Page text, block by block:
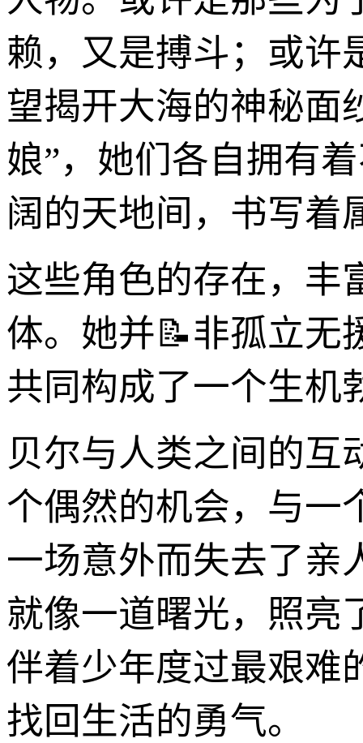
赖，又是搏斗；或许
望揭开大海的神秘面
娘”，她们各自拥有
阔的天地间，书写着
这些角色的存在，丰
体。她并📝非孤立无
共同构成了一个生机
贝尔与人类之间的互
个偶然的机会，与一
一场意外而失去了亲
就像一道曙光，照亮
伴着少年度过最艰难
找回生活的勇气。